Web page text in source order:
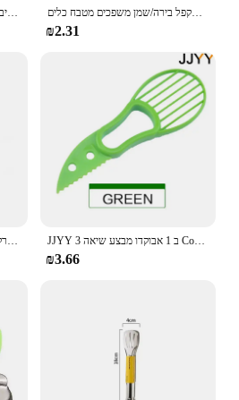
צלחת סיליקון מנקז מנה סיליקון צלחת סיליקון מנקז מחבת מטבח מחבתות לשטוף את משטח ייבוש הלוח משטח משטח מכונת ניקוז מתקפל משפך סיליקון מתקפל משפך נייד משפכים עבור דלק הופר מתקפל בירה/שמן משפכים מטבח כלים
₪2.31
Creative בישול אתים מזון מסננת סקופ ניילון כף ניקוז גאדג 'טים גדול מסננת מרק מסנן ביתי מטבח אבזרים JJYY 3 ב 1 אבוקדו מבצע שיאה Corer חמאת פירות קולפן חותך עיסת מפריד פלסטיק סכין מטבח ירקות כלים
₪3.66